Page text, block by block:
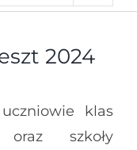
2024
klas
szkoły